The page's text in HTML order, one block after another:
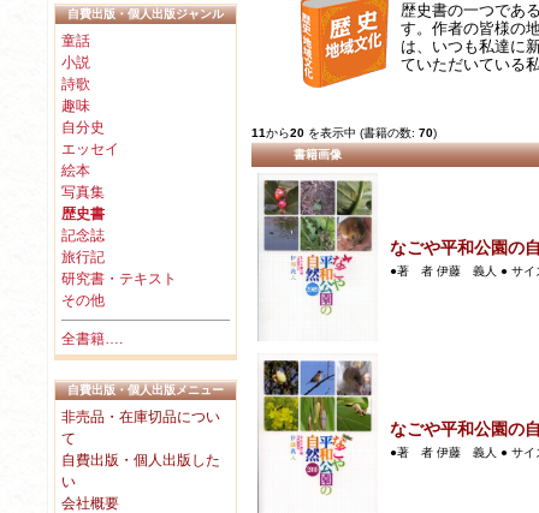
自費出版・個人出版ジャンル
童話
小説
詩歌
趣味
自分史
エッセイ
絵本
写真集
歴史書
記念誌
旅行記
研究書・テキスト
その他
全書籍….
自費出版・個人出版メニュー
非売品・在庫切品につい
て
自費出版・個人出版した
い
会社概要
歴史書の一つであ
す。作者の皆様の
は、いつも私達に
ていただいている
11から20 を表示中 (書籍の数:70)
書籍画像
なごや平和公園の
●著 者 伊藤 義人 ● サイ
なごや平和公園の
●著 者 伊藤 義人 ● サイ